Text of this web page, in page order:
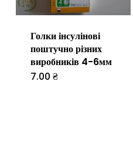
товару
Голки інсулінові
поштучно різних
виробників 4-6мм
7.00 ₴